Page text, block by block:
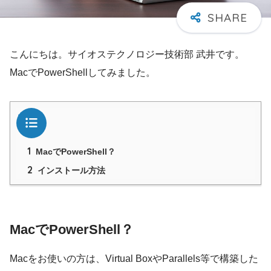
こんにちは。サイオステクノロジー技術部 武井です。
MacでPowerShellしてみました。
目次
1 MacでPowerShell？
2 インストール方法
MacでPowerShell？
Macをお使いの方は、Virtual BoxやParallels等で構築した